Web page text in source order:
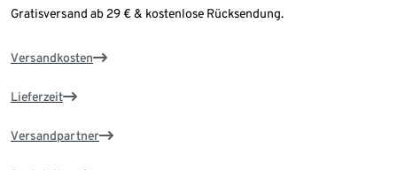
Gratisversand ab 29 € & kostenlose Rücksendung.
Versandkosten
Lieferzeit
Versandpartner